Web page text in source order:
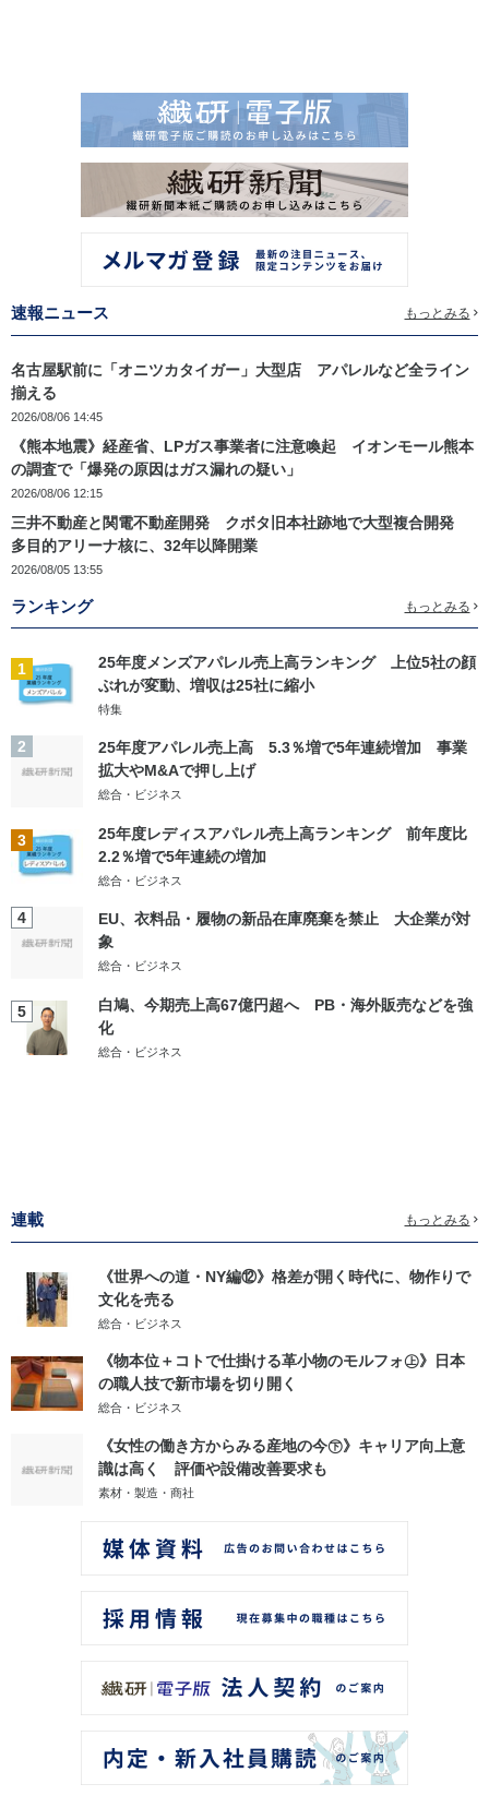
速報ニュース もっとみる
名古屋駅前に「オニツカタイガー」大型店 アパレルなど全ライン
揃える
2026/08/06 14:45
《熊本地震》経産省、LPガス事業者に注意喚起 イオンモール熊本
の調査で「爆発の原因はガス漏れの疑い」
2026/08/06 12:15
三井不動産と関電不動産開発 クボタ旧本社跡地で大型複合開発
多目的アリーナ核に、32年以降開業
2026/08/05 13:55
ランキング もっとみる
1
25年度メンズアパレル売上高ランキング 上位5社の顔
ぶれが変動、増収は25社に縮小
特集
2
25年度アパレル売上高 5.3％増で5年連続増加 事業
拡大やM&Aで押し上げ
総合・ビジネス
3
25年度レディスアパレル売上高ランキング 前年度比
2.2％増で5年連続の増加
総合・ビジネス
4
EU、衣料品・履物の新品在庫廃棄を禁止 大企業が対
象
総合・ビジネス
5
白鳩、今期売上高67億円超へ PB・海外販売などを強
化
総合・ビジネス
連載 もっとみる
《世界への道・NY編⑫》格差が開く時代に、物作りで
文化を売る
総合・ビジネス
《物本位＋コトで仕掛ける革小物のモルフォ㊤》日本
の職人技で新市場を切り開く
総合・ビジネス
《女性の働き方からみる産地の今㊦》キャリア向上意
識は高く 評価や設備改善要求も
素材・製造・商社